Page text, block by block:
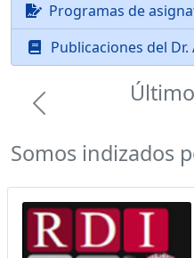
Programas de
Publicaciones del Dr.
Previous
Somos indizados